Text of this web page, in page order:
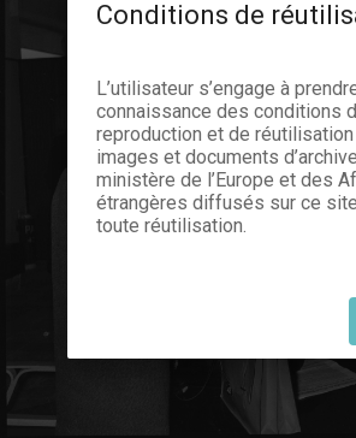
Conditions de
L’utilisateur s’engage à
connaissance des conditions
reproduction et de
images et documents
ministère de l’Europe et des
étrangères diffusés sur ce
toute réutilisation.